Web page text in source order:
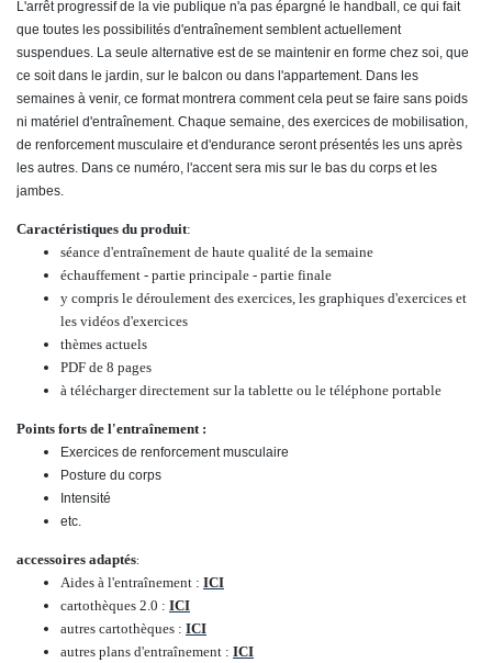
L'arrêt progressif de la vie publique n'a pas épargné le handball, ce qui fait
que toutes les possibilités d'entraînement semblent actuellement
suspendues. La seule alternative est de se maintenir en forme chez soi, que
ce soit dans le jardin, sur le balcon ou dans l'appartement. Dans les
semaines à venir, ce format montrera comment cela peut se faire sans poids
ni matériel d'entraînement. Chaque semaine, des exercices de mobilisation,
de renforcement musculaire et d'endurance seront présentés les uns après
les autres. Dans ce numéro, l'accent sera mis sur le bas du corps et les
jambes.
Caractéristiques du produit:
séance d'entraînement de haute qualité de la semaine
échauffement - partie principale - partie finale
y compris le déroulement des exercices, les graphiques d'exercices et
les vidéos d'exercices
thèmes actuels
PDF de 8 pages
à télécharger directement sur la tablette ou le téléphone portable
Points forts de l'entraînement :
Exercices de renforcement musculaire
Posture du corps
Intensité
etc.
accessoires adaptés:
Aides à l'entraînement : ICI
cartothèques 2.0 : ICI
autres cartothèques : ICI
autres plans d'entraînement : ICI